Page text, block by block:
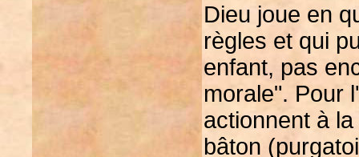
Dieu joue en
règles et qui
enfant, pas
morale". Pour
actionnent à
bâton